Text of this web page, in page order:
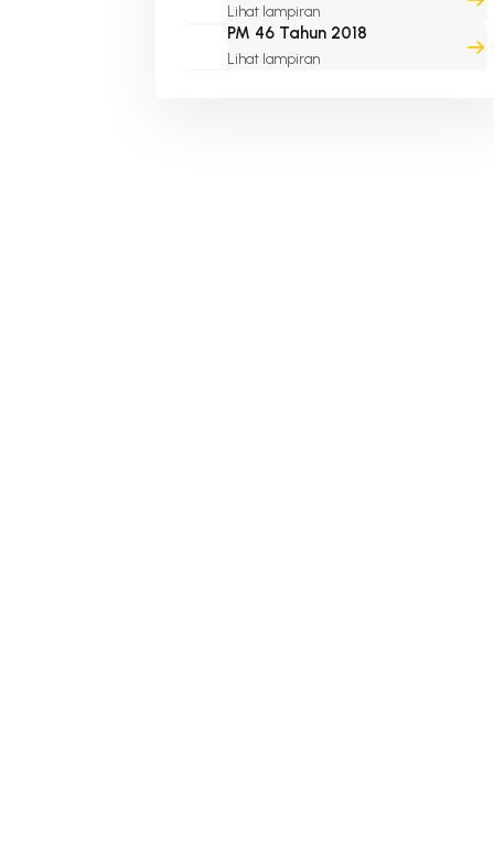
Lihat lampiran
PM 46 Tahun 2018
Lihat lampiran